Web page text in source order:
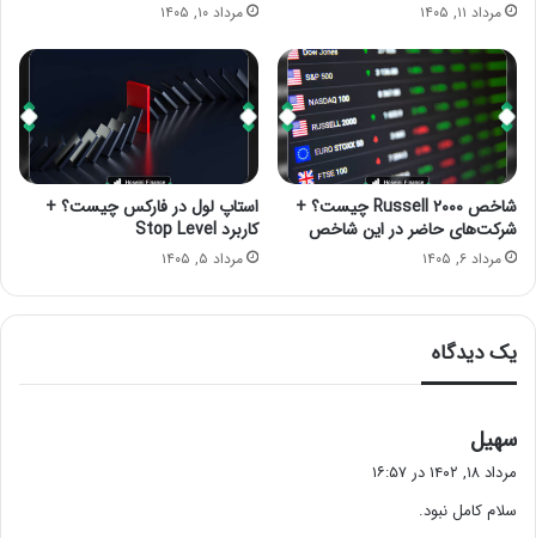
مرداد ۱۱, ۱۴۰۵ مرداد ۱۰, ۱۴۰۵
شاخص Russell ۲۰۰۰ چیست؟ +
شرکت‌های حاضر در این شاخص
مرداد ۶, ۱۴۰۵
استاپ لول در فارکس چیست؟ +
کاربرد Stop Level
مرداد ۵, ۱۴۰۵
یک دیدگاه
سهیل
ف
:
مرداد ۱۸, ۱۴۰۲ در ۱۶:۵۷
سلام کامل نبود.